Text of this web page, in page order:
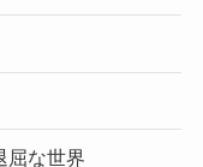
屈な世界